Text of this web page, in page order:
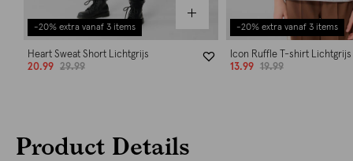
-20% extra vanaf 3 items
Heart Sweat Short Lichtgrijs
20.99
29.99
-20% extra vanaf 3 items
Icon Ruffle T-shirt Lichtgrijs
13.99
19.99
Product Details